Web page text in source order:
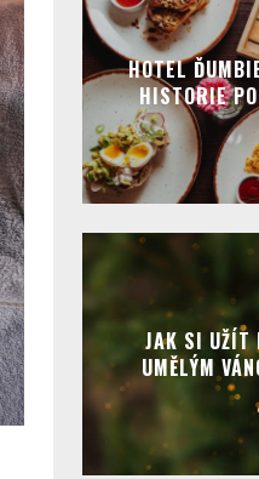
HOTEL
HISTORIE
JAK SI UŽÍT
UMĚLÝM